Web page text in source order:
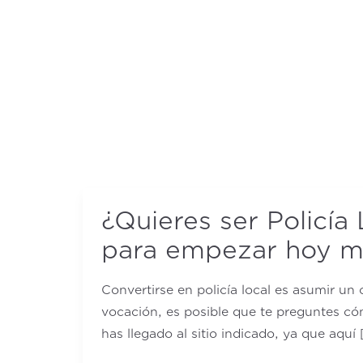
¿Quieres ser
para empezar hoy
Convertirse en policía local es asumir
vocación, es posible que te preguntes
has llegado al sitio indicado, ya que aquí
ser
Local
o
Municipal?
Todo